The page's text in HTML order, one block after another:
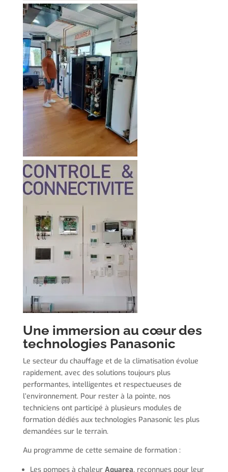
Une immersion au cœur des
technologies Panasonic
Le secteur du chauffage et de la climatisation évolue
rapidement, avec des solutions toujours plus
performantes, intelligentes et respectueuses de
l’environnement. Pour rester à la pointe, nos
techniciens ont participé à plusieurs modules de
formation dédiés aux technologies Panasonic les plus
demandées sur le terrain.
Au programme de cette semaine de formation :
Les pompes à chaleur Aquarea, reconnues pour leur